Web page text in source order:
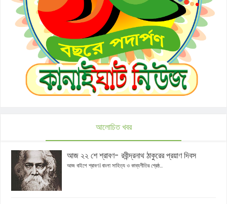
আলোচিত খবর
আজ ২২ শে শ্রাবণ- রবীন্দ্রনাথ ঠাকুরের প্রয়াণ দিবস
আজ বাইশে শ্রাবণ। বাংলা সাহিত্য ও কাব্যগীতির শ্রেষ্ঠ...